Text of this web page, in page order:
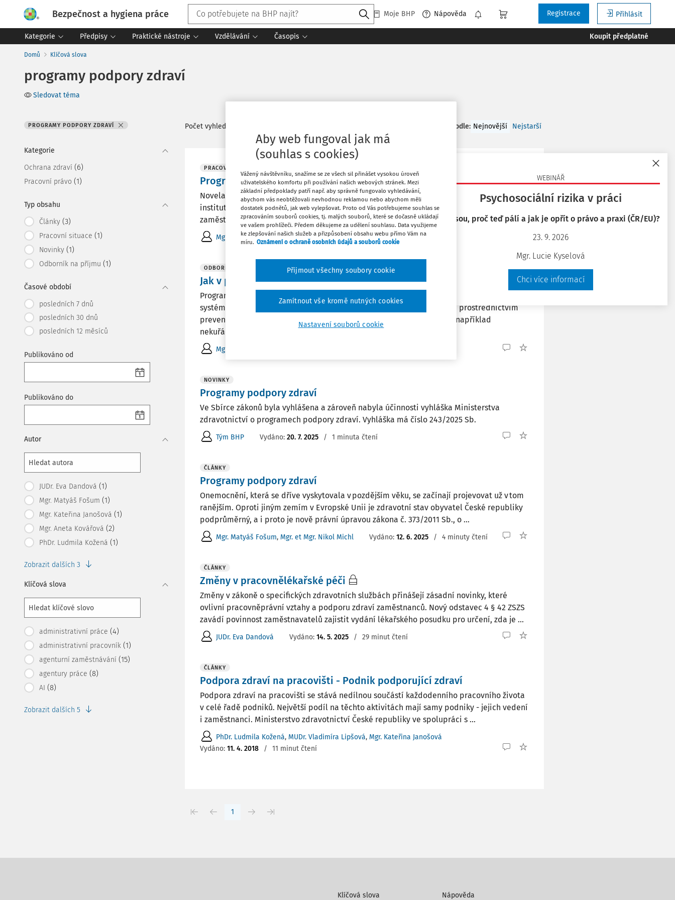
Bezpečnost a hygiena práce Moje BHP Nápověda Přihlásit
Registrace
Kategorie Předpisy Praktické nástroje Vzdělávání Časopis Koupit předplatné
WEBINÁŘ
Psychosociální rizika v práci
Co jsou, proč teď pálí a jak je opřít o právo a praxi (ČR/EU)?
23. 9. 2026
Mgr. Lucie Kyselová
Chci více informací
Domů Klíčová slova
programy podpory zdraví
Sledovat téma
PROGRAMY PODPORY ZDRAVÍ
Kategorie
Ochrana zdraví (6)
Pracovní právo (1)
Typ obsahu
Články (3)
Pracovní situace (1)
Novinky (1)
Odborník na příjmu (1)
Časové období
posledních 7 dnů
posledních 30 dnů
posledních 12 měsíců
Publikováno od
Publikováno do
Autor
JUDr. Eva Dandová (1)
Mgr. Matyáš Fošum (1)
Mgr. Kateřina Janošová (1)
Mgr. Aneta Kovářová (2)
PhDr. Ludmila Kožená (1)
Zobrazit dalších 3
Klíčová slova
administrativní práce (4)
administrativní pracovník (1)
agenturní zaměstnávání (15)
agentury práce (8)
AI (8)
Zobrazit dalších 5
Počet vyhledaných dokumentů: Řadit podle: Nejnovější Nejstarší
PRACOVNÍ SITUACE
Programy podpory zdraví
Novela zákona č. 373/2011 Sb., o specifických zdravotních službách, v § 55a ukotvuje nový
institut, a to programy podpory zdraví, jimiž se rozumí soubor opatření, která může
zaměstnavatel vytvářet a nabízet zaměstnancům s cílem umožnit vyšší využití ...
Mgr. Aneta Kovářová,Mgr. et Mgr. Nikol Michl
ODBORNÍK NA PŘÍJMU
Jak v praxi využít Programy ochrany zdraví
Programy podpory zdraví jsou od 1. 6. 2025 nově zaváděný institut v českém právním
systému, který má za cíl systematicky podporovat zdraví zaměstnanců prostřednictvím
preventivních opatření. Podpora zdraví na pracovišti může zahrnovat například
nekuřácké ...
Mgr. Aneta Kovářová
NOVINKY
Programy podpory zdraví
Ve Sbírce zákonů byla vyhlášena a zároveň nabyla účinnosti vyhláška Ministerstva
zdravotnictví o programech podpory zdraví. Vyhláška má číslo 243/2025 Sb.
Tým BHP Vydáno: 20. 7. 2025 / 1 minuta čtení
ČLÁNKY
Programy podpory zdraví
Onemocnění, která se dříve vyskytovala v pozdějším věku, se začínají projevovat už v tom
ranějším. Oproti jiným zemím v Evropské Unii je zdravotní stav obyvatel České republiky
podprůměrný, a i proto je nově právní úpravou zákona č. 373/2011 Sb., o ...
Mgr. Matyáš Fošum, Mgr. et Mgr. Nikol Michl Vydáno: 12. 6. 2025 / 4 minuty čtení
ČLÁNKY
Změny v pracovnělékařské péči
Změny v zákoně o specifických zdravotních službách přinášejí zásadní novinky, které
ovlivní pracovněprávní vztahy a podporu zdraví zaměstnanců. Nový odstavec 4 § 42 ZSZS
zavádí povinnost zaměstnavatelů zajistit vydání lékařského posudku pro určení, zda je ...
JUDr. Eva Dandová Vydáno: 14. 5. 2025 / 29 minut čtení
ČLÁNKY
Podpora zdraví na pracovišti - Podnik podporující zdraví
Podpora zdraví na pracovišti se stává nedílnou součástí každodenního pracovního života
v celé řadě podniků. Největší podíl na těchto aktivitách mají samy podniky - jejich vedení
i zaměstnanci. Ministerstvo zdravotnictví České republiky ve spolupráci s ...
PhDr. Ludmila Kožená, MUDr. Vladimíra Lipšová, Mgr. Kateřina Janošová
Vydáno: 11. 4. 2018 / 11 minut čtení
1
Klíčová slova Nápověda
Aby web fungoval jak má
(souhlas s cookies)
Vážený návštěvníku, snažíme se ze všech sil přinášet vysokou úroveň
uživatelského komfortu při používání našich webových stránek. Mezi
základní předpoklady patří např. aby správně fungovalo vyhledávání,
abychom vás neobtěžovali nevhodnou reklamou nebo abychom měli
dostatek podnětů, jak web vylepšovat. Proto od Vás potřebujeme souhlas se
zpracováním souborů cookies, tj. malých souborů, které se dočasně ukládají
ve vašem prohlížeči. Předem děkujeme za udělení souhlasu. Data využijeme
ke zlepšování našich služeb a přizpůsobení obsahu webu přímo Vám na
míru. Oznámení o ochraně osobních údajů a souborů cookie
Nastavení souborů cookie
Zamítnout vše kromě nutných cookies
Přijmout všechny soubory cookie